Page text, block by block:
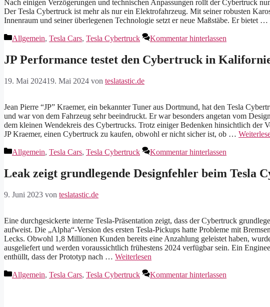
Nach einigen Verzögerungen und technischen Anpassungen rollt der Cybertruck
Der Tesla Cybertruck ist mehr als nur ein Elektrofahrzeug. Mit seiner robusten
Innenraum und seiner überlegenen Technologie setzt er neue Maßstäbe. Er bietet …
Kategorien
Allgemein, Tesla Cars, Tesla Cybertruck Kommentar hinterlassen
JP Performance testet den Cybertruck in
19. Mai 202419. Mai 2024 von teslatastic.de
Jean Pierre “JP” Kraemer, ein bekannter Tuner aus Dortmund, hat den Tesla
und war von dem Fahrzeug sehr beeindruckt. Er war besonders angetan vom
dem kleinen Wendekreis des Cybertrucks. Trotz einiger Bedenken hinsichtlich der
JP Kraemer, einen Cybertruck zu kaufen, obwohl er nicht sicher ist, ob …
Kategorien
Allgemein, Tesla Cars, Tesla Cybertruck Kommentar hinterlassen
Leak zeigt grundlegende Designfehler beim Tesla
9. Juni 2023 von teslatastic.de
Eine durchgesickerte interne Tesla-Präsentation zeigt, dass der Cybertruck
aufweist. Die „Alpha“-Version des ersten Tesla-Pickups hatte Probleme mit
Lecks. Obwohl 1,8 Millionen Kunden bereits eine Anzahlung geleistet haben,
ausgeliefert und werden voraussichtlich frühestens 2024 verfügbar sein. Ein
enthüllt, dass der Prototyp nach … Weiterlesen
Kategorien
Allgemein, Tesla Cars, Tesla Cybertruck Kommentar hinterlassen